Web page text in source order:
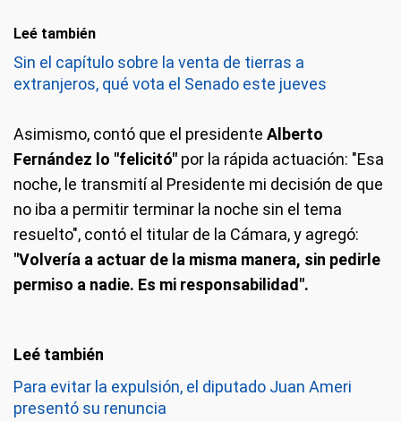
Leé también
Sin el capítulo sobre la venta de tierras a
extranjeros, qué vota el Senado este jueves
Asimismo, contó que el presidente Alberto
Fernández lo "felicitó" por la rápida actuación: "Esa
noche, le transmití al Presidente mi decisión de que
no iba a permitir terminar la noche sin el tema
resuelto", contó el titular de la Cámara, y agregó:
"Volvería a actuar de la misma manera, sin pedirle
permiso a nadie. Es mi responsabilidad".
Para evitar la expulsión, el diputado Juan Ameri
presentó su renuncia